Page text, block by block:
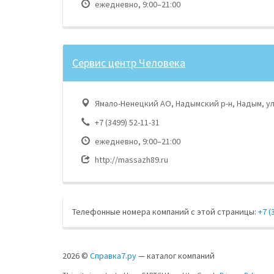
ежедневно, 9:00–21:00
Сервис центр Человека
Ямало-Ненецкий АО, Надымский р-н, Надым,
+7 (3499) 52-11-31
ежедневно, 9:00–21:00
http://massazh89.ru
Телефонные номера компаний с этой страницы: +7
2026 © Справка7.ру— каталог компаний